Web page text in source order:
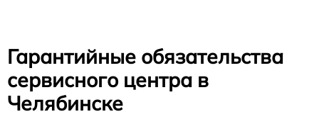
Гарантийные обязательства
сервисного центра в
Челябинске